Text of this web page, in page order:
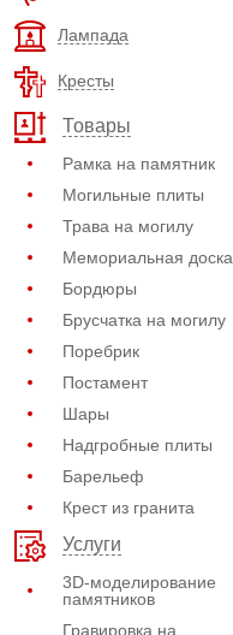
Лампада
Кресты
Товары
Рамка на памятник
Могильные плиты
Трава на могилу
Мемориальная доска
Бордюры
Брусчатка на могилу
Поребрик
Постамент
Шары
Надгробные плиты
Барельеф
Крест из гранита
Услуги
3D-моделирование
памятников
Гравировка на